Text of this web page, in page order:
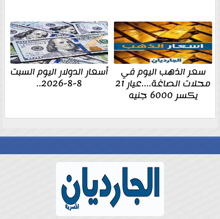
سعر الذهب اليوم في
محلات الصاغة....عيار 21
يكسر 6000 جنيه
أسعار الدولار اليوم السبت
8-8-2026..